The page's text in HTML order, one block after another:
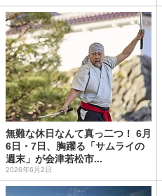
無難な休日なんて真っ二つ！ 6月
6日・7日、胸躍る「サムライの
週末」が会津若松市...
2026年6月2日